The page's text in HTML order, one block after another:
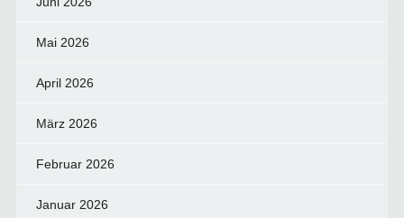
Mai 2026
April 2026
März 2026
Februar 2026
Januar 2026